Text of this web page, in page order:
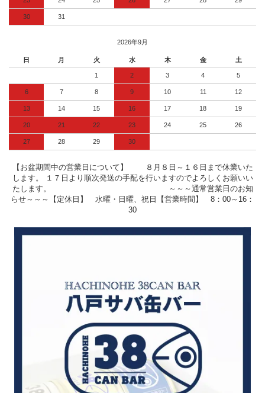
30 31
2026年9月
日 月 火 水 木 金 土
1 2 3 4 5
6 7 8 9 10 11 12
13 14 15 16 17 18 19
20 21 22 23 24 25 26
27 28 29 30
【お盆期間中の営業日について】 ８月８日～１６日まで休業いた
します。 １７日より順次発送の手配を行いますのでよろしくお願いい
たします。 ～～～通常営業日のお知
らせ～～～【定休日】 水曜・日曜、祝日【営業時間】 8：00～16：
30